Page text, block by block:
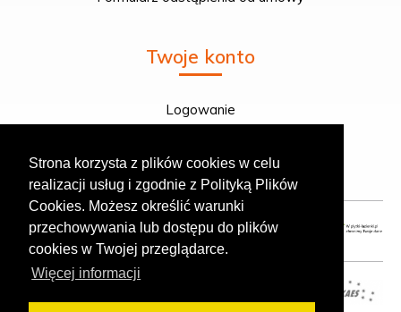
Strona korzysta z plików cookies w celu
realizacji usług i zgodnie z Polityką Plików
Cookies. Możesz określić warunki
przechowywania lub dostępu do plików
cookies w Twojej przeglądarce.
Więcej informacji
Twoje konto
Logowanie
Twoje zamówienie